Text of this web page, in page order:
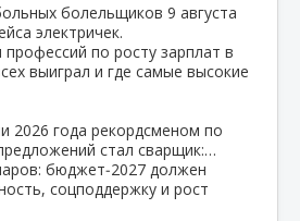
болельщиков 9 августа
электричек.
профессий по росту зарплат в
выиграл и где самые высокие
2026 года рекордсменом по
стал сварщик:…
бюджет‑2027 должен
соцподдержку и рост